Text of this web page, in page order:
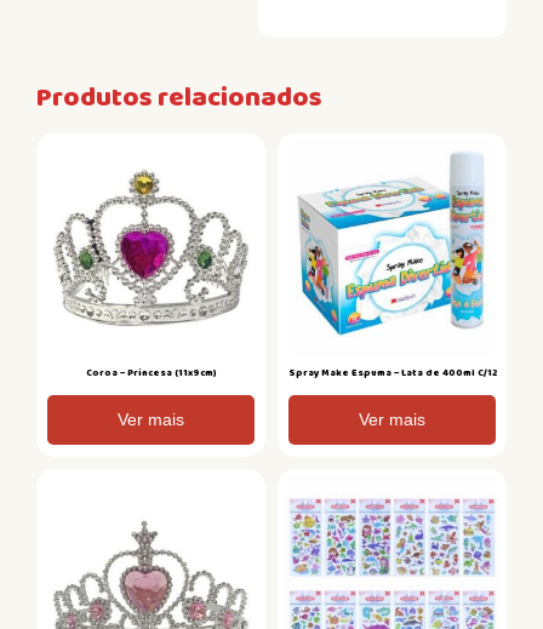
Produtos relacionados
Coroa – Princesa (11x9cm)
Ver mais
Spray Make Espuma – Lata de 400ml C/12
Ver mais